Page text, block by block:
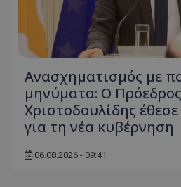
Ανασχηματισμός με
μηνύματα: Ο Πρόεδρος
Χριστοδουλίδης
για τη νέα κυβέρνηση
06.08.2026 - 09:41